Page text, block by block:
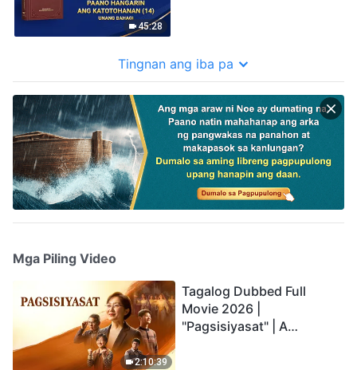
45:28
Tingnan ang iba pa
Mga Piling Video
2:10:39
Tagalog Dubbed Full
Movie 2026 |
"Pagsisiyasat" | A